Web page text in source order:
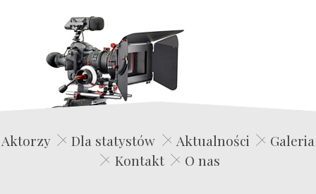
Edwin Film Agencja Aktorska
Aktorzy Dla statystów Aktualności
Galeria
Kontakt
O nas